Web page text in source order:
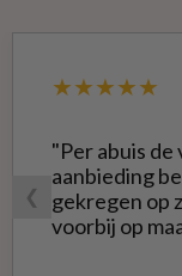
❮
★★★★★
"Per abuis
aanbieding
gekregen op zaterdag.
voorbij op